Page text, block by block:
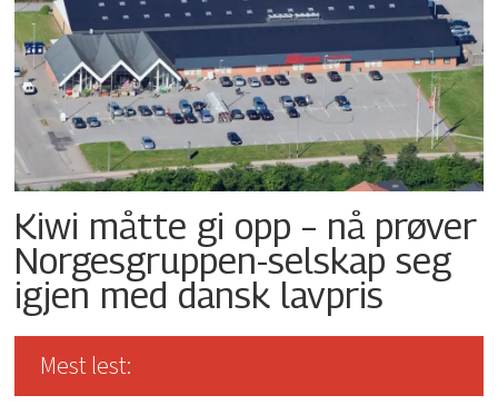
Kiwi måtte gi opp – nå prøver
Norgesgruppen-selskap seg
igjen med dansk lavpris
Mest lest: